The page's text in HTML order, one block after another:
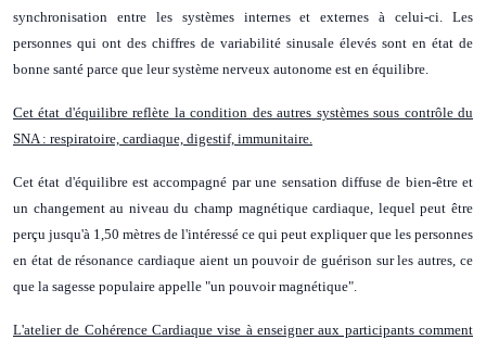
synchronisation entre les systèmes internes et externes à celui-ci. Les
personnes qui ont des chiffres de variabilité sinusale élevés sont en état de
bonne santé parce que leur système nerveux autonome est en équilibre.
Cet état d'équilibre reflète la condition des autres systèmes sous contrôle du
SNA : respiratoire, cardiaque, digestif, immunitaire.
Cet état d'équilibre est accompagné par une sensation diffuse de bien-être et
un changement au niveau du champ magnétique cardiaque, lequel peut être
perçu jusqu'à 1,50 mètres de l'intéressé ce qui peut expliquer que les personnes
en état de résonance cardiaque aient un pouvoir de guérison sur les autres, ce
que la sagesse populaire appelle "un pouvoir magnétique".
L'atelier de Cohérence Cardiaque vise à enseigner aux participants comment